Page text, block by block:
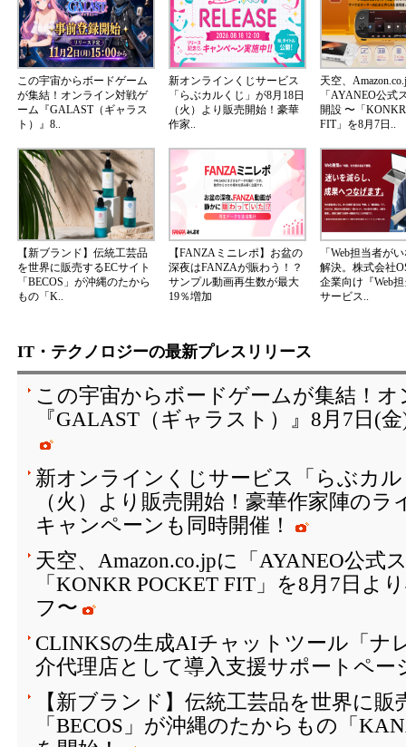
この宇宙からボードゲーム
が集結！オンライン対戦ゲ
ーム『GALAST（ギャラス
ト）』8..
新オンラインくじサービス
「らぶカルくじ」が8月18日
（火）より販売開始！豪華
作家..
天空、
「AYANEO公式
開設 〜「
FIT」を8月7日..
【新ブランド】伝統工芸品
を世界に販売するECサイト
「BECOS」が沖縄のたから
もの「K..
【FANZAミニレポ】お盆の
深夜はFANZAが賑わう！？
サンプル動画再生数が最大
19％増加
「Web担当者が
解決。株式会社
企業向け『Web
サービス..
IT・テクノロジーの最新プレスリリース
この宇宙からボードゲームが集結！
『GALAST（ギャラスト）』8月7日(
新オンラインくじサービス「らぶカ
（火）より販売開始！豪華作家陣の
キャンペーンも同時開催！
天空、Amazon.co.jpに「AYANEO公式
「KONKR POCKET FIT」を8月7日よ
フ〜
CLINKSの生成AIチャットツール「ナ
介代理店として導入支援サポートペー
【新ブランド】伝統工芸品を世界に販
「BECOS」が沖縄のたからもの「